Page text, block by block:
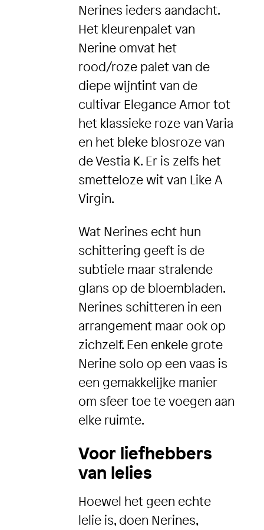
Nerines ieders aandacht.
Het kleurenpalet van
Nerine omvat het
rood/roze palet van de
diepe wijntint van de
cultivar Elegance Amor tot
het klassieke roze van Varia
en het bleke blosroze van
de Vestia K. Er is zelfs het
smetteloze wit van Like A
Virgin.
Wat Nerines echt hun
schittering geeft is de
subtiele maar stralende
glans op de bloembladen.
Nerines schitteren in een
arrangement maar ook op
zichzelf. Een enkele grote
Nerine solo op een vaas is
een gemakkelijke manier
om sfeer toe te voegen aan
elke ruimte.
Voor liefhebbers
van lelies
Hoewel het geen echte
lelie is, doen Nerines,